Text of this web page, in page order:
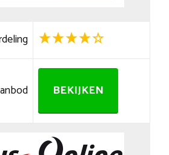
BEKIJKEN